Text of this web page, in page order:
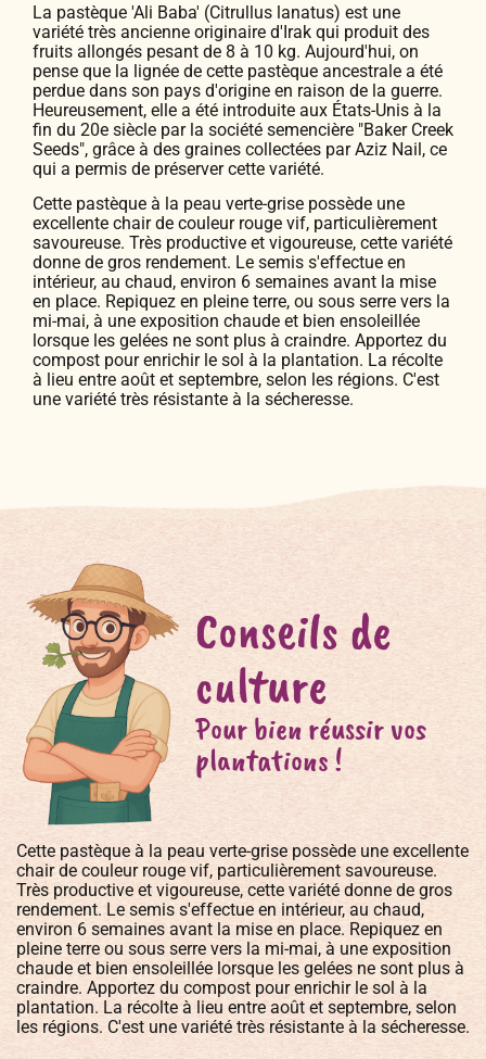
La pastèque 'Ali Baba' (Citrullus lanatus) est une
variété très ancienne originaire d'Irak qui produit des
fruits allongés pesant de 8 à 10 kg. Aujourd'hui, on
pense que la lignée de cette pastèque ancestrale a été
perdue dans son pays d'origine en raison de la guerre.
Heureusement, elle a été introduite aux États-Unis à la
fin du 20e siècle par la société semencière "Baker Creek
Seeds", grâce à des graines collectées par Aziz Nail, ce
qui a permis de préserver cette variété.
Cette pastèque à la peau verte-grise possède une
excellente chair de couleur rouge vif, particulièrement
savoureuse. Très productive et vigoureuse, cette variété
donne de gros rendement. Le semis s'effectue en
intérieur, au chaud, environ 6 semaines avant la mise
en place. Repiquez en pleine terre, ou sous serre vers la
mi-mai, à une exposition chaude et bien ensoleillée
lorsque les gelées ne sont plus à craindre. Apportez du
compost pour enrichir le sol à la plantation. La récolte
à lieu entre août et septembre, selon les régions. C'est
une variété très résistante à la sécheresse.
Conseils de
culture
Pour bien réussir vos
plantations !
Cette pastèque à la peau verte-grise possède une excellente
chair de couleur rouge vif, particulièrement savoureuse.
Très productive et vigoureuse, cette variété donne de gros
rendement. Le semis s'effectue en intérieur, au chaud,
environ 6 semaines avant la mise en place. Repiquez en
pleine terre ou sous serre vers la mi-mai, à une exposition
chaude et bien ensoleillée lorsque les gelées ne sont plus à
craindre. Apportez du compost pour enrichir le sol à la
plantation. La récolte à lieu entre août et septembre, selon
les régions. C'est une variété très résistante à la sécheresse.